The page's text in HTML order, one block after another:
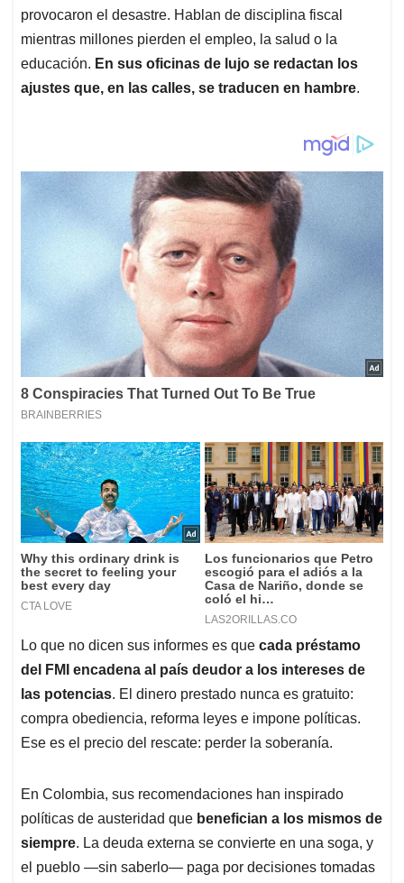
provocaron el desastre. Hablan de disciplina fiscal
mientras millones pierden el empleo, la salud o la
educación. En sus oficinas de lujo se redactan los
ajustes que, en las calles, se traducen en hambre.
Lo que no dicen sus informes es que cada préstamo
del FMI encadena al país deudor a los intereses de
las potencias. El dinero prestado nunca es gratuito:
compra obediencia, reforma leyes e impone políticas.
Ese es el precio del rescate: perder la soberanía.
En Colombia, sus recomendaciones han inspirado
políticas de austeridad que benefician a los mismos de
siempre. La deuda externa se convierte en una soga, y
el pueblo —sin saberlo— paga por decisiones tomadas